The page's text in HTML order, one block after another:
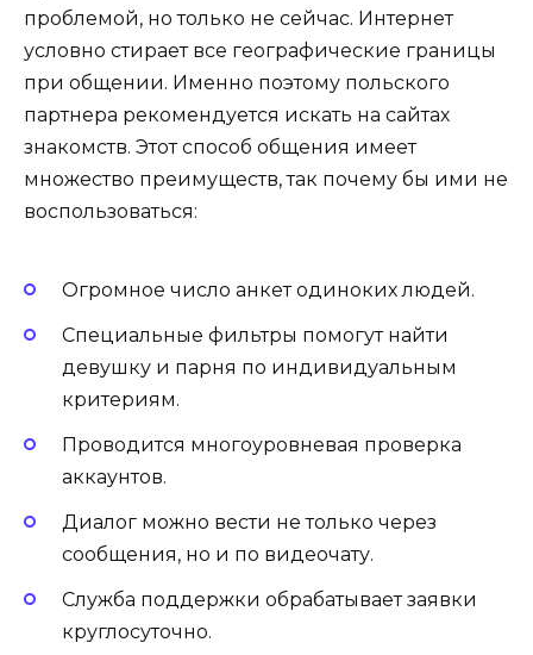
проблемой, но только не сейчас. Интернет
условно стирает все географические границы
при общении. Именно поэтому польского
партнера рекомендуется искать на сайтах
знакомств. Этот способ общения имеет
множество преимуществ, так почему бы ими не
воспользоваться:
Огромное число анкет одиноких людей.
Специальные фильтры помогут найти
девушку и парня по индивидуальным
критериям.
Проводится многоуровневая проверка
аккаунтов.
Диалог можно вести не только через
сообщения, но и по видеочату.
Служба поддержки обрабатывает заявки
круглосуточно.